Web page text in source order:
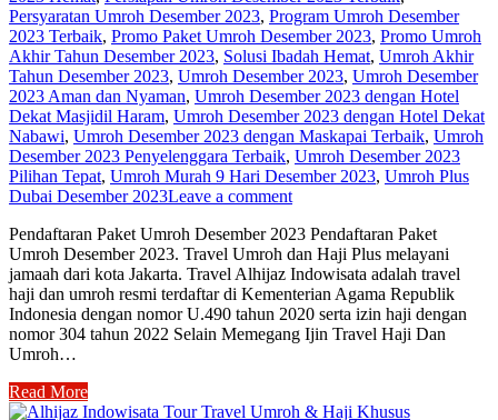
Persyaratan Umroh Desember 2023, Program Umroh Desember
2023 Terbaik, Promo Paket Umroh Desember 2023, Promo Umroh
Akhir Tahun Desember 2023, Solusi Ibadah Hemat, Umroh Akhir
Tahun Desember 2023, Umroh Desember 2023, Umroh Desember
2023 Aman dan Nyaman, Umroh Desember 2023 dengan Hotel
Dekat Masjidil Haram, Umroh Desember 2023 dengan Hotel Dekat
Nabawi, Umroh Desember 2023 dengan Maskapai Terbaik, Umroh
Desember 2023 Penyelenggara Terbaik, Umroh Desember 2023
Pilihan Tepat, Umroh Murah 9 Hari Desember 2023, Umroh Plus
Dubai Desember 2023Leave a comment
Pendaftaran Paket Umroh Desember 2023 Pendaftaran Paket
Umroh Desember 2023. Travel Umroh dan Haji Plus melayani
jamaah dari kota Jakarta. Travel Alhijaz Indowisata adalah travel
haji dan umroh resmi terdaftar di Kementerian Agama Republik
Indonesia dengan nomor U.490 tahun 2020 serta izin haji dengan
nomor 304 tahun 2022 Selain Memegang Ijin Travel Haji Dan
Umroh…
Read More